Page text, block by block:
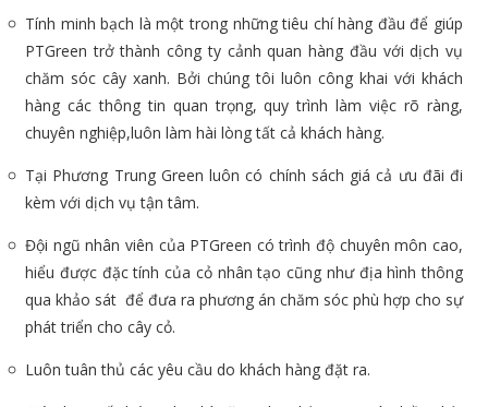
Tính minh bạch là một trong những tiêu chí hàng đầu để giúp
PTGreen trở thành công ty cảnh quan hàng đầu với dịch vụ
chăm sóc cây xanh. Bởi chúng tôi luôn công khai với khách
hàng các thông tin quan trọng, quy trình làm việc rõ ràng,
chuyên nghiệp,luôn làm hài lòng tất cả khách hàng.
Tại Phương Trung Green luôn có chính sách giá cả ưu đãi đi
kèm với dịch vụ tận tâm.
Đội ngũ nhân viên của PTGreen có trình độ chuyên môn cao,
hiểu được đặc tính của cỏ nhân tạo cũng như địa hình thông
qua khảo sát để đưa ra phương án chăm sóc phù hợp cho sự
phát triển cho cây cỏ.
Luôn tuân thủ các yêu cầu do khách hàng đặt ra.